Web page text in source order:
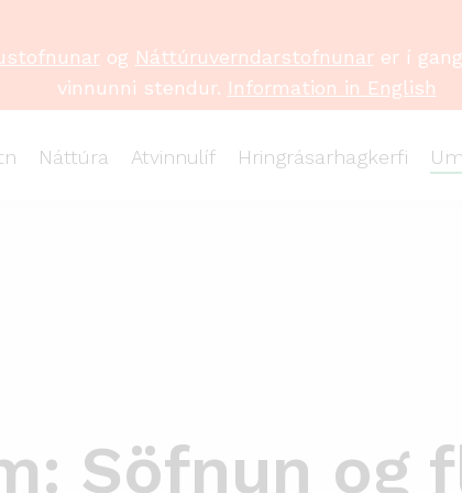
Náttúra Atvinnulíf Hringrásarhagkerfi
og Náttúruverndarstofnunarer í
vinnunni stendur. Information in English
Söfnun og